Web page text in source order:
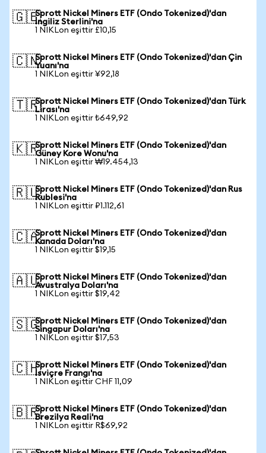
🇬🇧Sprott Nickel Miners ETF (Ondo Tokenized)'dan
İngiliz Sterlini'na
1 NIKLon eşittir £10,15
🇨🇳Sprott Nickel Miners ETF (Ondo Tokenized)'dan Çin
Yuanı'na
1 NIKLon eşittir ¥92,18
🇹🇷Sprott Nickel Miners ETF (Ondo Tokenized)'dan Türk
Lirası'na
1 NIKLon eşittir ₺649,92
🇰🇷Sprott Nickel Miners ETF (Ondo Tokenized)'dan
Güney Kore Wonu'na
1 NIKLon eşittir ₩19.454,13
🇷🇺Sprott Nickel Miners ETF (Ondo Tokenized)'dan Rus
Rublesi'na
1 NIKLon eşittir ₽1.112,61
🇨🇦Sprott Nickel Miners ETF (Ondo Tokenized)'dan
Kanada Doları'na
1 NIKLon eşittir $19,15
🇦🇺Sprott Nickel Miners ETF (Ondo Tokenized)'dan
Avustralya Doları'na
1 NIKLon eşittir $19,42
🇸🇬Sprott Nickel Miners ETF (Ondo Tokenized)'dan
Singapur Doları'na
1 NIKLon eşittir $17,53
🇨🇭Sprott Nickel Miners ETF (Ondo Tokenized)'dan
İsviçre Frangı'na
1 NIKLon eşittir CHF 11,09
🇧🇷Sprott Nickel Miners ETF (Ondo Tokenized)'dan
Brezilya Reali'na
1 NIKLon eşittir R$69,92